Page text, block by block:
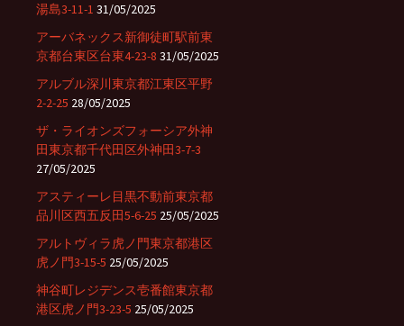
湯島3-11-1 31/05/2025
アーバネックス新御徒町駅前東
京都台東区台東4-23-8 31/05/2025
アルブル深川東京都江東区平野
2-2-25 28/05/2025
ザ・ライオンズフォーシア外神
田東京都千代田区外神田3-7-3
27/05/2025
アスティーレ目黒不動前東京都
品川区西五反田5-6-25 25/05/2025
アルトヴィラ虎ノ門東京都港区
虎ノ門3-15-5 25/05/2025
神谷町レジデンス壱番館東京都
港区虎ノ門3-23-5 25/05/2025